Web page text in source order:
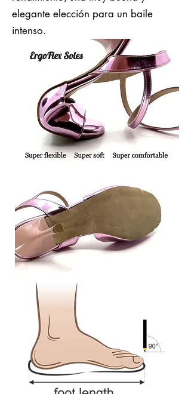
elegante elección para un baile
intenso.